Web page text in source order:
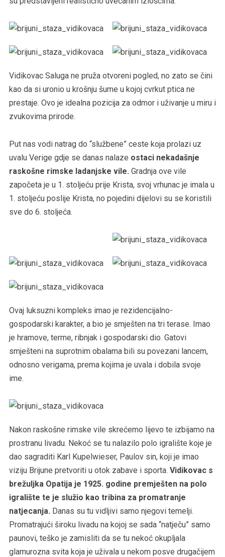
Vidikovac Saluga ne pruža otvoreni pogled, no zato se čini
kao da si uronio u krošnju šume u kojoj cvrkut ptica ne
prestaje. Ovo je idealna pozicija za odmor i uživanje u miru i
zvukovima prirode.
Put nas vodi natrag do “službene” ceste koja prolazi uz
uvalu Verige gdje se danas nalaze ostaci nekadašnje
raskošne rimske ladanjske vile. Gradnja ove vile
započeta je u 1. stoljeću prije Krista, svoj vrhunac je imala u
1. stoljeću poslije Krista, no pojedini dijelovi su se koristili
sve do 6. stoljeća.
Ovaj luksuzni kompleks imao je rezidencijalno-
gospodarski karakter, a bio je smješten na tri terase. Imao
je hramove, terme, ribnjak i gospodarski dio. Gatovi
smješteni na suprotnim obalama bili su povezani lancem,
odnosno verigama, prema kojima je uvala i dobila svoje
ime.
Nakon raskošne rimske vile skrećemo lijevo te izbijamo na
prostranu livadu. Nekoć se tu nalazilo polo igralište koje je
dao sagraditi Karl Kupelwieser, Paulov sin, koji je imao
viziju Brijune pretvoriti u otok zabave i sporta. Vidikovac s
brežuljka Opatija je 1925. godine premješten na polo
igralište te je služio kao tribina za promatranje
natjecanja. Danas su tu vidljivi samo njegovi temelji.
Promatrajući široku livadu na kojoj se sada “natječu” samo
paunovi, teško je zamisliti da se tu nekoć okupljala
glamurozna svita koja je uživala u nekom posve drugačijem